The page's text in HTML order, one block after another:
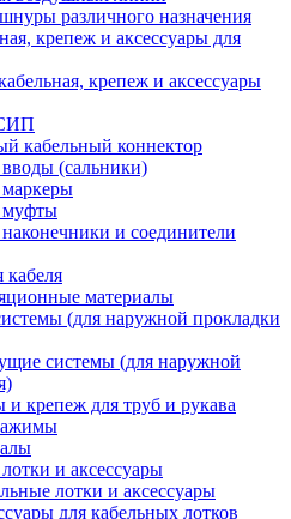
различного назначения
крепеж и аксессуары для
крепеж и аксессуары
кабельный коннектор
(сальники)
муфты
и соединители
кабеля
материалы
(для наружной прокладки
системы (для наружной
и крепеж для труб и рукава
и аксессуары
лотки и аксессуары
для кабельных лотков